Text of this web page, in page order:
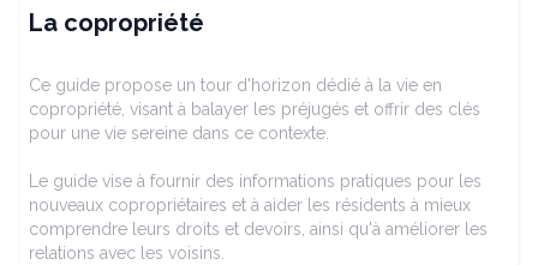
La copropriété
Ce guide propose un tour d'horizon dédié à la vie en
copropriété, visant à balayer les préjugés et offrir des clés
pour une vie sereine dans ce contexte.
Le guide vise à fournir des informations pratiques pour les
nouveaux copropriétaires et à aider les résidents à mieux
comprendre leurs droits et devoirs, ainsi qu'à améliorer les
relations avec les voisins.